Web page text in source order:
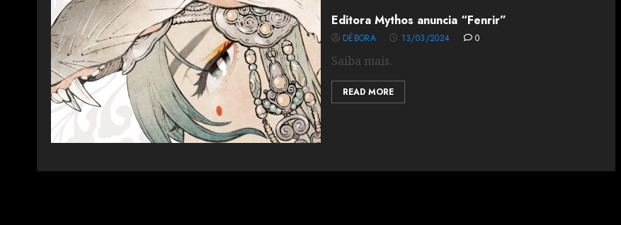
Editora Mythos anuncia “Fenrir”
DÉBORA 13/03/2024 0
Saiba mais.
READ MORE